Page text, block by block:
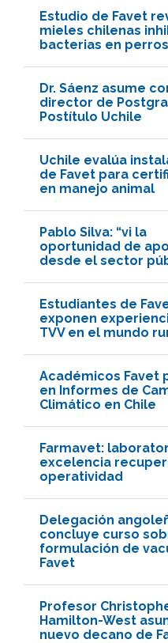
Estudio de Favet
mieles chilenas
bacterias en perros
Dr. Sáenz asume
director de
Postítulo Uchile
Uchile evalúa
de Favet para
en manejo animal
Pablo Silva: “vi la
oportunidad de
desde el sector
Estudiantes de
exponen
TVV en el mundo
Académicos Favet
en Informes de
Climático en Chile
Farmavet:
excelencia
operatividad
Delegación
concluye curso
formulación de
Favet
Profesor
Hamilton-West
nuevo decano de